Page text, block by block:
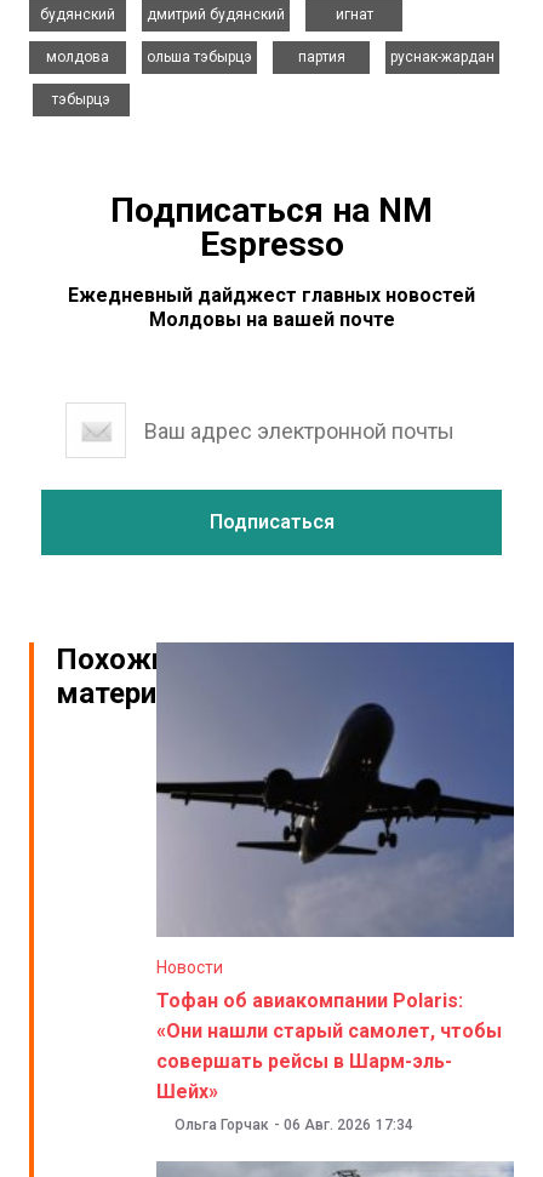
будянский
дмитрий будянский
игнат
молдова
ольша тэбырцэ
партия
руснак-жардан
тэбырцэ
Подписаться на NM
Espresso
Ежедневный дайджест главных новостей
Молдовы на вашей почте
Похожие
материалы
Новости
Тофан об авиакомпании Polaris:
«Они нашли старый самолет, чтобы
совершать рейсы в Шарм-эль-
Шейх»
Ольга Горчак - 06 Авг. 2026 17:34